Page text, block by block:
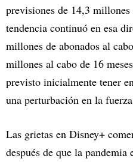
previsiones de 14,3
tendencia continuó en esa
millones de abonados al
millones al cabo de 16
previsto inicialmente tener
una perturbación en la
Las grietas en Disney+
después de que la